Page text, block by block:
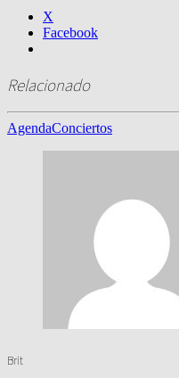
X
Facebook
Relacionado
AgendaConciertos
Brit